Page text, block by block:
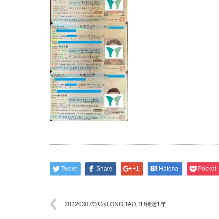
Tweet Share +1 Hatena Pocket
20220307ﾜﾝﾘﾝｸLONG,TAO,TU特活1年